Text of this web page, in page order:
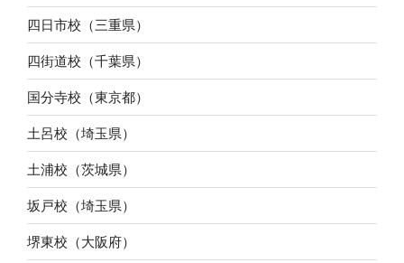
四日市校（三重県）
四街道校（千葉県）
国分寺校（東京都）
土呂校（埼玉県）
土浦校（茨城県）
坂戸校（埼玉県）
堺東校（大阪府）